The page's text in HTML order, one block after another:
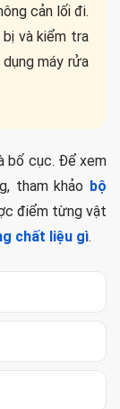
cản lối đi.
và kiểm tra
máy rửa
bố cục. Để xem
tham khảo bộ
điểm từng vật
chất liệu gì.